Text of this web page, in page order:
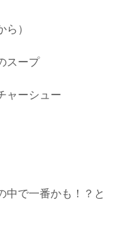
）
スープ
ャーシュー
中で一番かも！？と